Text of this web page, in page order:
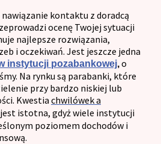
kontaktu z doradcą
ocenę Twojej sytuacji
najlepsze rozwiązania,
i oczekiwań. Jest jeszcze jedna
instytucji pozabankowej,o
Na rynku są parabanki, które
przy bardzo niskiej lub
Kwestia chwilówek a
jest istotna, gdyż wiele instytucji
poziomem dochodów i